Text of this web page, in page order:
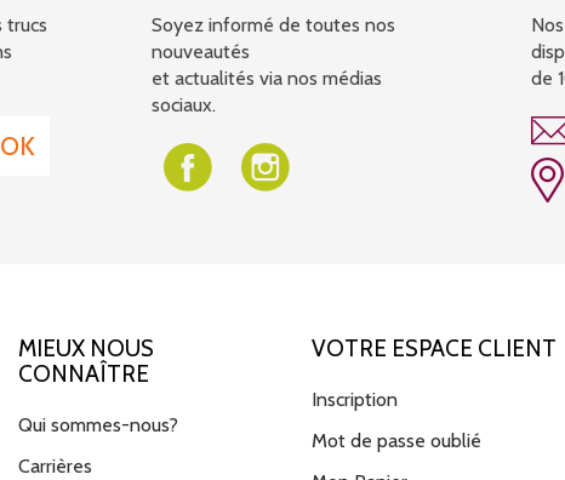
trucs
Soyez informé de toutes nos
nouveautés
et actualités via nos médias
sociaux.
de
MIEUX NOUS
CONNAÎTRE
Qui sommes-nous?
Carrières
VOTRE ESPACE CLIENT
Inscription
Mot de passe oublié